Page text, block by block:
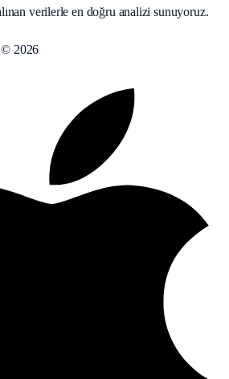
verilerle en doğru analizi sunuyoruz.
2026